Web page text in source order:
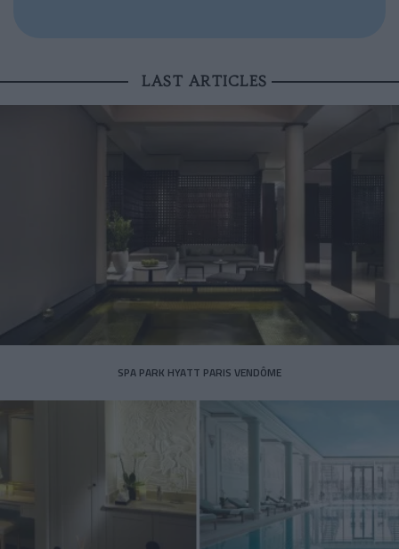
LAST ARTICLES
SPA PARK HYATT PARIS VENDÔME